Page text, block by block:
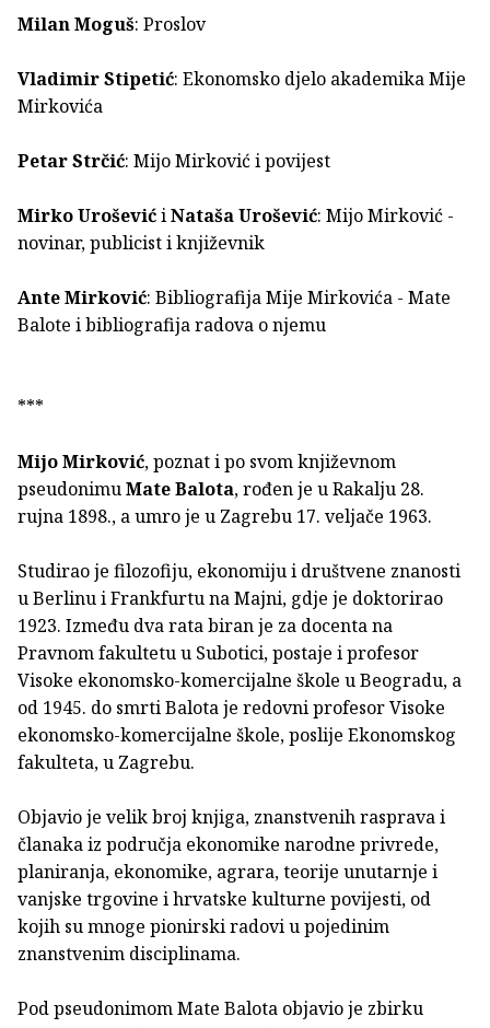
Milan Moguš: Proslov
Vladimir Stipetić: Ekonomsko djelo akademika Mije
Mirkovića
Petar Strčić: Mijo Mirković i povijest
Mirko UroševićiNataša Urošević: Mijo Mirković -
novinar, publicist i književnik
Ante Mirković: Bibliografija Mije Mirkovića - Mate
Balote i bibliografija radova o njemu
***
Mijo Mirković, poznat i po svom književnom
pseudonimuMate Balota, rođen je u Rakalju 28.
rujna 1898., a umro je u Zagrebu 17. veljače 1963.
Studirao je filozofiju, ekonomiju i društvene znanosti
u Berlinu i Frankfurtu na Majni, gdje je doktorirao
1923. Između dva rata biran je za docenta na
Pravnom fakultetu u Subotici, postaje i profesor
Visoke ekonomsko-komercijalne škole u Beogradu, a
od 1945. do smrti Balota je redovni profesor Visoke
ekonomsko-komercijalne škole, poslije Ekonomskog
fakulteta, u Zagrebu.
Objavio je velik broj knjiga, znanstvenih rasprava i
članaka iz područja ekonomike narodne privrede,
planiranja, ekonomike, agrara, teorije unutarnje i
vanjske trgovine i hrvatske kulturne povijesti, od
kojih su mnoge pionirski radovi u pojedinim
znanstvenim disciplinama.
Pod pseudonimom Mate Balota objavio je zbirku